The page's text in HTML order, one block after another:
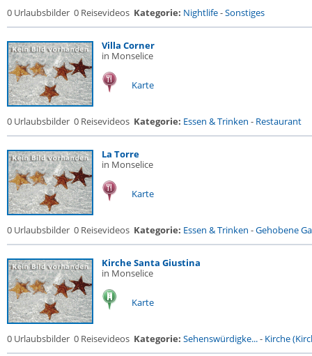
0 Urlaubsbilder 0 Reisevideos Kategorie: Nightlife-Sonstiges
Villa Corner
in Monselice
Karte
0 Urlaubsbilder 0 Reisevideos Kategorie: Essen & Trinken - Restaurant
La Torre
in Monselice
Karte
0 Urlaubsbilder 0 Reisevideos Kategorie: Essen & Trinken -Gehobene
Kirche Santa Giustina
in Monselice
Karte
0 Urlaubsbilder 0 Reisevideos Kategorie: Sehenswürdigke...- Kirche